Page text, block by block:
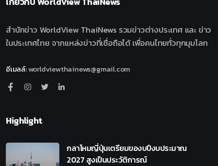
สำนักข่าว WorldView ThaiNews รวมข่าวต่างประเทศ และ ข่าว
ในประเทศไทย จากแหล่งข่าวที่เชื่อถือได้ เพื่อคนไทยทั่วทุกมุมโลก
อีเมลล์:worldviewthainews@gmail.com
Highlight
กลาโหมญี่ปุ่นเตรียมของบปีงบประมาณ
2027 สูงเป็นประวัติการณ์